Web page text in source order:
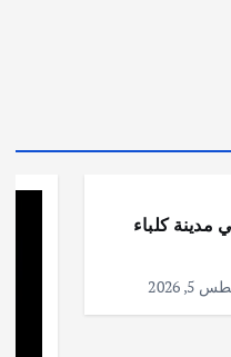
مدينة كلباء
2026